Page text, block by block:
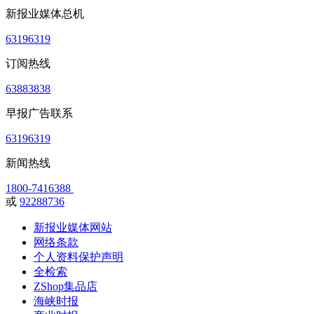
新报业媒体总机
63196319
订阅热线
63883838
早报广告联系
63196319
新闻热线
1800-7416388
或 92288736
新报业媒体网站
网络条款
个人资料保护声明
全检索
ZShop集品店
海峡时报